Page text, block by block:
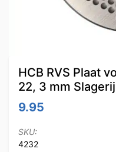
HCB RVS Plaat
22, 3 mm
9.95
SKU:
4232